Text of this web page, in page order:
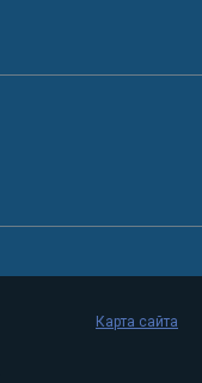
Карта сайта